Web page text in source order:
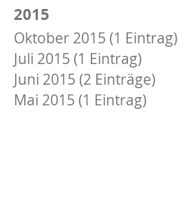
2015
Oktober 2015 (1 Eintrag)
Juli 2015 (1 Eintrag)
Juni 2015 (2 Einträge)
Mai 2015 (1 Eintrag)